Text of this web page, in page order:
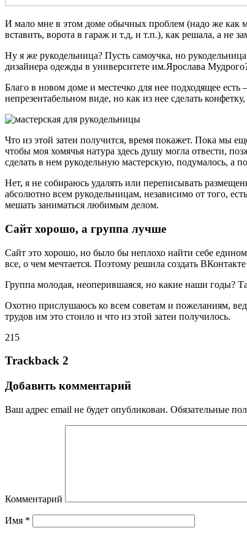
И мало мне в этом доме обычных проблем (надо же как
вставить, ворота в гараж и т.д, и т.п.), как решала, а не
Ну я же рукодельница? Пусть самоучка, но
дизайнера одежды в университете им.Ярослава
Благо в новом доме и местечко для нее подходящее
непрезентабельном виде, но как из нее сделать
Что из этой затеи получится, время покажет. Пока мы
чтобы моя хомячья натура здесь душу могла отвести,
сделать в нем рукодельную мастерскую, подумалось, а
Нет, я не собираюсь удалять или переписывать
абсолютно всем рукодельницам, независимо от того,
мешать заниматься любимым делом.
Сайт хорошо, а группа лучше
Сайт это хорошо, но было бы неплохо найти себе
все, о чем мечтается. Поэтому решила создать
Группа молодая, неоперившаяся, но какие наши годы?
Охотно прислушаюсь ко всем советам и пожеланиям,
трудов им это стоило и что из этой затеи получилось.
215
Trackback 2
Добавить комментарий
Ваш адрес email не будет опубликован. Обязательные
Комментарий
Имя *